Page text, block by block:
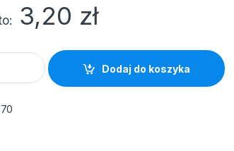
3,20 zł
oczkowy niebieski 1szt quantity
Dodaj do koszyka